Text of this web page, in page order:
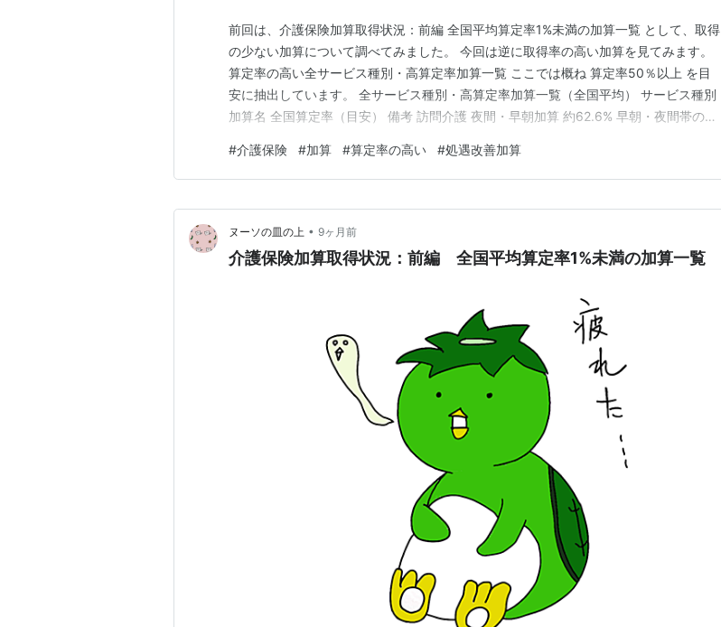
前回は、介護保険加算取得状況：前編 全国平均算定率1%未満の加算一覧 として、取得
の少ない加算について調べてみました。 今回は逆に取得率の高い加算を見てみます。
算定率の高い全サービス種別・高算定率加算一覧 ここでは概ね 算定率50％以上 を目
安に抽出しています。 全サービス種別・高算定率加算一覧（全国平均） サービス種別
加算名 全国算定率（目安） 備考 訪問介護 夜間・早朝加算 約62.6% 早朝・夜間帯の訪
算 約55〜60% 初回訪問時に算定 訪問看護 サービス提供体制強化加算（Ⅱ） 約55% 常
勤…
#介護保険 #加算 #算定率の高い #処遇改善加算
ヌーソの皿の上 • 9ヶ月前
介護保険加算取得状況：前編 全国平均算定率1%未満の加算一覧